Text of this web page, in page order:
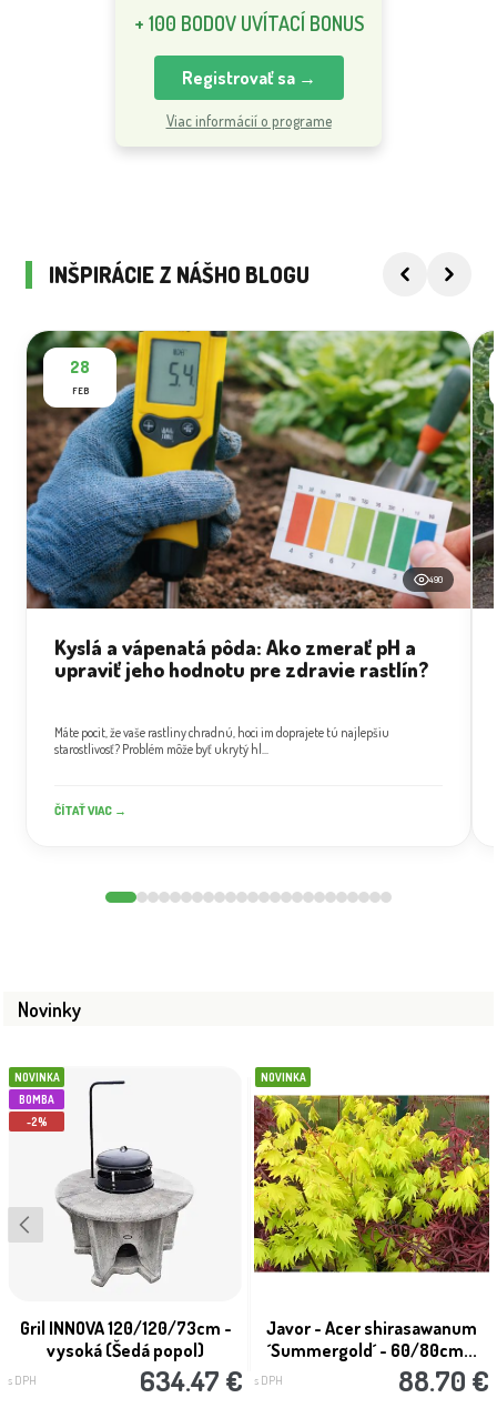
+ 100 BODOV UVÍTACÍ BONUS
Registrovať sa →
Viac informácií o programe
INŠPIRÁCIE Z NÁŠHO BLOGU
28
FEB
490
Kyslá a vápenatá pôda: Ako zmerať pH a
upraviť jeho hodnotu pre zdravie rastlín?
Máte pocit, že vaše rastliny chradnú, hoci im doprajete tú najlepšiu
starostlivosť? Problém môže byť ukrytý hl...
ČÍTAŤ VIAC →
Novinky
NOVINKA
BOMBA
-2%
Gril INNOVA 120/120/73cm -
vysoká (Šedá popol)
s DPH 634.47 €
NOVINKA
Javor - Acer shirasawanum
´Summergold´ - 60/80cm...
s DPH 88.70 €